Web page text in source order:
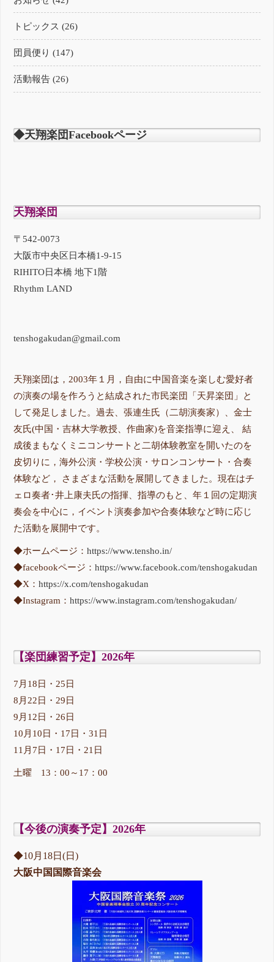
トピックス (26)
団員便り (147)
活動報告 (26)
◆天翔楽団Facebookページ
天翔楽団
〒542-0073
大阪市中央区日本橋1-9-15
RIHITO日本橋 地下1階
Rhythm LAND
tenshogakudan@gmail.com
天翔楽団は，2003年１月，自由に中国音楽を楽しむ愛好者
の演奏の場を作ろうと結成された市民楽団「天昇楽団」と
して発足しました。過去、張連生氏（二胡演奏家）、金士
友氏(中国・吉林大学教授、作曲家)を音楽指導に迎え、 結
成後まもなくミニコンサートと二胡体験教室を開いたのを
皮切りに，海外公演・学校公演・サロンコンサート・合奏
体験など， さまざまな活動を展開してきました。現在はチ
ェロ奏者･井上康夫氏の指揮、指導のもと、年１回の定期演
奏会を中心に，イベント演奏参加や合奏体験など時に応じ
た活動を展開中です。
◆ホームページ：https://www.tensho.in/
◆facebookページ：https://www.facebook.com/tenshogakudan
◆X：https://x.com/tenshogakudan
◆Instagram：https://www.instagram.com/tenshogakudan/
【楽団練習予定】2026年
7月18日・25日
8月22日・29日
9月12日・26日
10月10日・17日・31日
11月7日・17日・21日
土曜 13：00～17：00
【今後の演奏予定】2026年
◆10月18日(日)
大阪中国国際音楽会